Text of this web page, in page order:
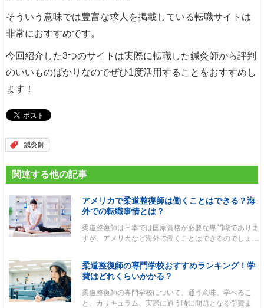
そういう意味では豊富な求人を掲載している転職サイトは
非常におすすめです。
今回紹介した3つのサイトは実際に転職した鍼灸師から評判
のいいものばかりなのでぜひ1度活用することをおすすめし
ます！
鍼灸師
関連する他の記事
アメリカで柔道整復師は働くことはできる？海
外での転職事情とは？
柔道整復師は日本では国家資格が必要な専門職でありま
すが、アメリカなど海外で働くことはできるのでしょ…
柔道整復師の専門学校おすすめランキング！学
費はどれくらいかかる？
柔道整復師の専門学校について、通う意味、学べるこ
と、カリキュラム、実際に通う時に問題となる学費ま